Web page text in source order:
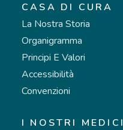
CASA DI CURA
La Nostra Storia
Organigramma
Principi E Valori
Accessibilità
Convenzioni
I NOSTRI MEDICI